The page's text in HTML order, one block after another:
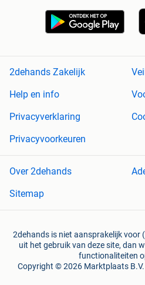
2dehands Zakelijk
Help en info
Privacyverklaring
Privacyvoorkeuren
Over 2dehands
Sitemap
2dehands is niet aansprakelijk voor
uit het gebruik van deze site, dan
functionaliteiten
Copyright © 2026 Marktplaats